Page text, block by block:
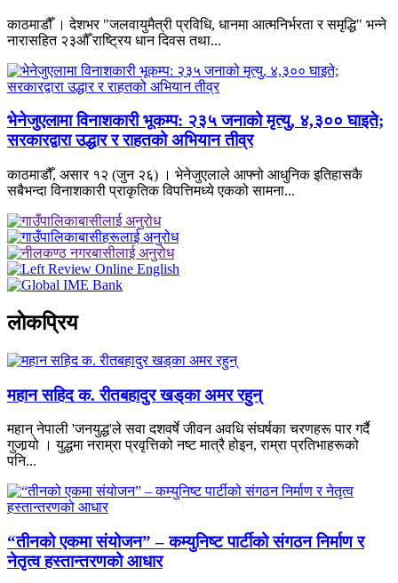
काठमाडौँ । देशभर "जलवायुमैत्री प्रविधि, धानमा आत्मनिर्भरता र समृद्धि" भन्ने
नारासहित २३औँ राष्ट्रिय धान दिवस तथा...
भेनेजुएलामा विनाशकारी भूकम्प: २३५ जनाको मृत्यु, ४,३०० घाइते;
सरकारद्वारा उद्धार र राहतको अभियान तीव्र
काठमाडौँ, असार १२ (जुन २६) । भेनेजुएलाले आफ्नो आधुनिक इतिहासकै
सबैभन्दा विनाशकारी प्राकृतिक विपत्तिमध्ये एकको सामना...
लाेकप्रिय
महान सहिद क. रीतबहादुर खड्‌का अमर रहुन्
महान् नेपाली 'जनयुद्ध'ले सवा दशवर्षे जीवन अवधि संघर्षका चरणहरू पार गर्दै
गुजार्‍यो । युद्धमा नराम्रा प्रवृत्तिको नष्ट मात्रै होइन, राम्रा प्रतिभाहरूको
पनि...
“तीनको एकमा संयोजन” – कम्युनिष्ट पार्टीको संगठन निर्माण र
नेतृत्व हस्तान्तरणको आधार